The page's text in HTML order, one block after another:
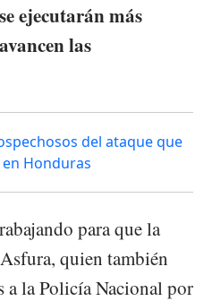
ejecutarán más
las
del ataque que
Honduras
para que la
quien también
a la Policía Nacional por